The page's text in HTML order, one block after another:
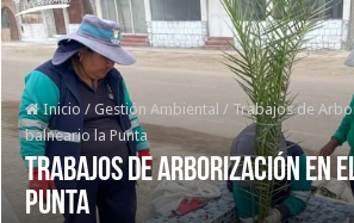
Inicio / Gestión Ambiental / Trabajos de
balneario la Punta
Trabajos de Arborización en
Punta